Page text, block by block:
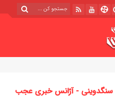
سنگدوینی - آژانس خبری عجب